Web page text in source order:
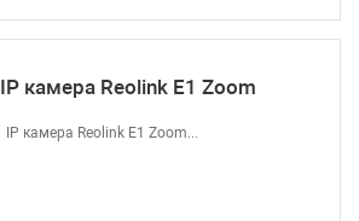
IP камера Reolink E1 Zoom
IP камера Reolink E1 Zoom...